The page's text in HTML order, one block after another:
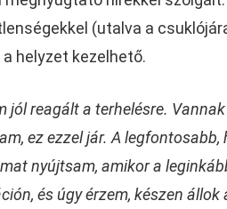
(utalva a
a helyzet kezelhető.
jól reagált a terhelésre.
ez ezzel jár. A
nyújtsam, amikor a
és úgy érzem, készen állok